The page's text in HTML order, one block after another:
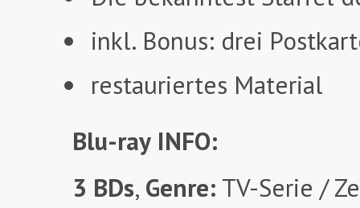
inkl. Bonus: drei
restauriertes Material
Blu-ray INFO:
3 BDs, Genre: TV-Serie /